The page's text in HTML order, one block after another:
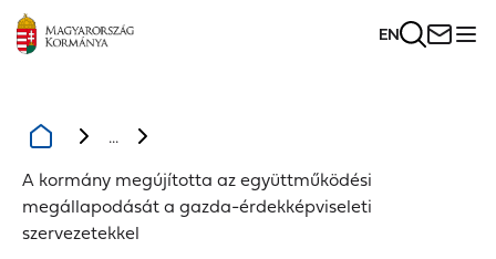
EN
...
A kormány megújította az együttműködési
megállapodását a gazda-érdekképviseleti
szervezetekkel